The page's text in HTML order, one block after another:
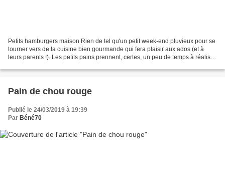
Petits hamburgers maison Rien de tel qu'un petit week-end pluvieux pour se
tourner vers de la cuisine bien gourmande qui fera plaisir aux ados (et à
leurs parents !). Les petits pains prennent, certes, un peu de temps à réaliser
Pain de chou rouge
Publié le 24/03/2019 à 19:39
Par Béné70